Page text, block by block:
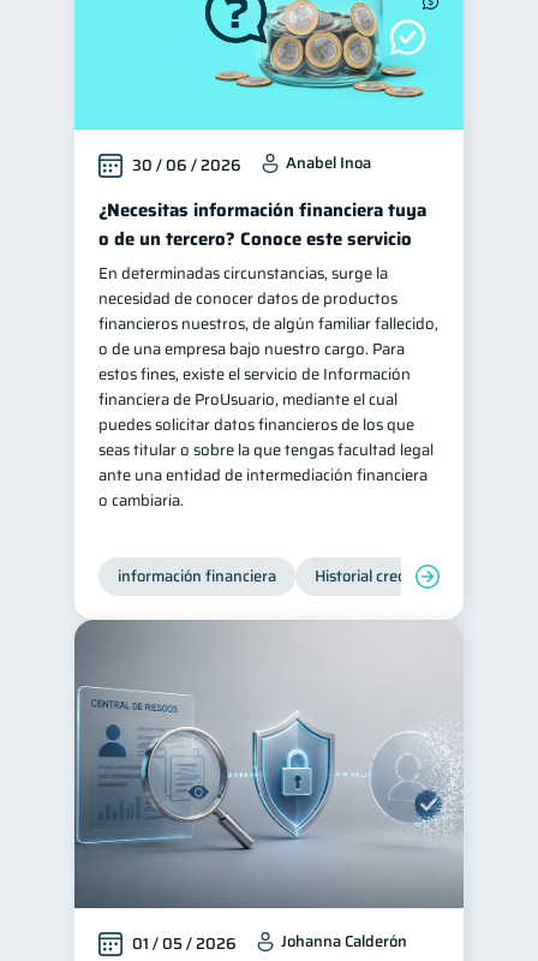
Finanzas para jóvenes 30
30
Finanzas familiares 25
Inclusión financiera 22
Bienestar financiero 22
Finanzas para mujeres 20
Seguridad financiera 13
Salud financiera 12
Productos financieros 11
Organización Financiera 10
Deudas 10
Entidad financiera
Préstamos 8 Ahorro 8
Consejos
Tarjeta de crédito
Ciberseguridad
Superintendencia de Bancos
Criptomonedas 2
Cuenta Abandonada 2
Inversiones 2
Finanzas Personales
Educación Financiera 1
30 / 06 / 2026 Anabel Inoa
¿Necesitas información financiera tuya
o de un tercero? Conoce este servicio
En determinadas circunstancias, surge la
necesidad de conocer datos de productos
financieros nuestros, de algún familiar fallecido,
o de una empresa bajo nuestro cargo. Para
estos fines, existe el servicio de Información
financiera de ProUsuario, mediante el cual
puedes solicitar datos financieros de los que
seas titular o sobre la que tengas facultad legal
ante una entidad de intermediación financiera
o cambiaria.
información financiera Historial crediticio
01 / 05 / 2026 Johanna Calderón